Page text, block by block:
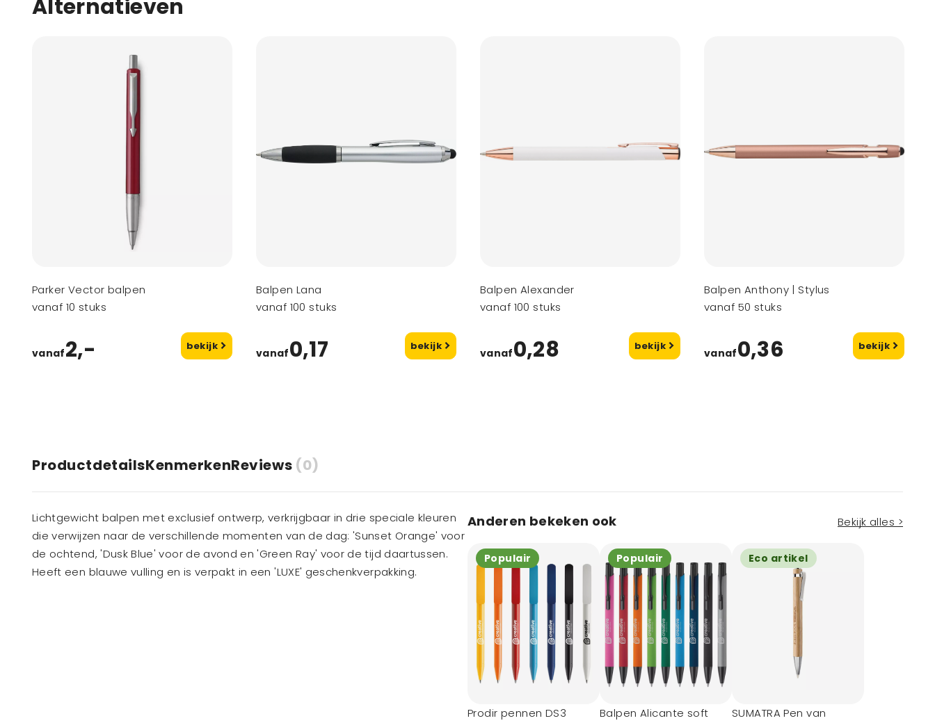
Alternatieven
Parker Vector balpen
vanaf 10 stuks
vanaf2,- bekijk
Balpen Lana
vanaf 100 stuks
vanaf0,17 bekijk
Balpen Alexander
vanaf 100 stuks
vanaf0,28 bekijk
Balpen Anthony | Stylus
vanaf 50 stuks
vanaf0,36 bekijk
ProductdetailsKenmerkenReviews (0)
Lichtgewicht balpen met exclusief ontwerp, verkrijgbaar in drie speciale kleuren
die verwijzen naar de verschillende momenten van de dag: 'Sunset Orange' voor
de ochtend, 'Dusk Blue' voor de avond en 'Green Ray' voor de tijd daartussen.
Heeft een blauwe vulling en is verpakt in een 'LUXE' geschenkverpakking.
Anderen bekeken ook Bekijk alles >
Populair
Prodir pennen DS3
Populair
Balpen Alicante soft
Eco artikel
SUMATRA Pen van